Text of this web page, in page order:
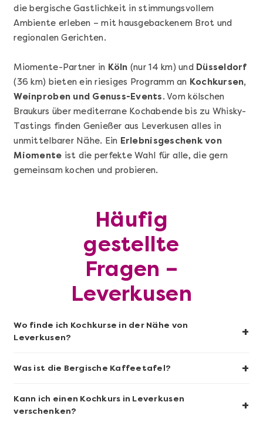
Mehr anzeigen
Sushi-Kochkurs@Home
die bergische Gastlichkeit in stimmungsvollem
Ambiente erleben – mit hausgebackenem Brot und
regionalen Gerichten.
Miomente-Partner in Köln (nur 14 km) und Düsseldorf
(36 km) bieten ein riesiges Programm an Kochkursen,
Weinproben und Genuss-Events. Vom kölschen
Braukurs über mediterrane Kochabende bis zu Whisky-
Tastings finden Genießer aus Leverkusen alles in
unmittelbarer Nähe. Ein Erlebnisgeschenk von
Miomente ist die perfekte Wahl für alle, die gern
gemeinsam kochen und probieren.
Häufig
gestellte
Fragen –
Leverkusen
Wo finde ich Kochkurse in der Nähe von
Leverkusen?
+
Was ist die Bergische Kaffeetafel? +
Kann ich einen Kochkurs in Leverkusen
verschenken?
+